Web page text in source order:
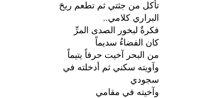
تأكل من جثتي ثم تطعم ريحَ
البراري كلامي..
فكرةٌ لبخور الصدى المرِّ
كان الفضاءُ سديماً
من البحر آخيت حرفاً يتيماً
وآويته سكني ثم أدخلته في
سجودي
وآخيته في مقامي